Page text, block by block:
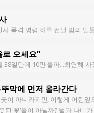
사 폭격 명령 하루 전날 밤의 일
로 오세요”
38일만에 10만 돌파...최연혜
막에 먼저 올라간다
이 아니라지만, 이렇게 어린
된 꽃’들이 아닐까? 벌과 나비